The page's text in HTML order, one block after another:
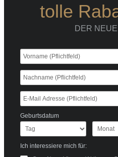
tolle
DER
Geburtsdatum
Ich interessiere mich für: